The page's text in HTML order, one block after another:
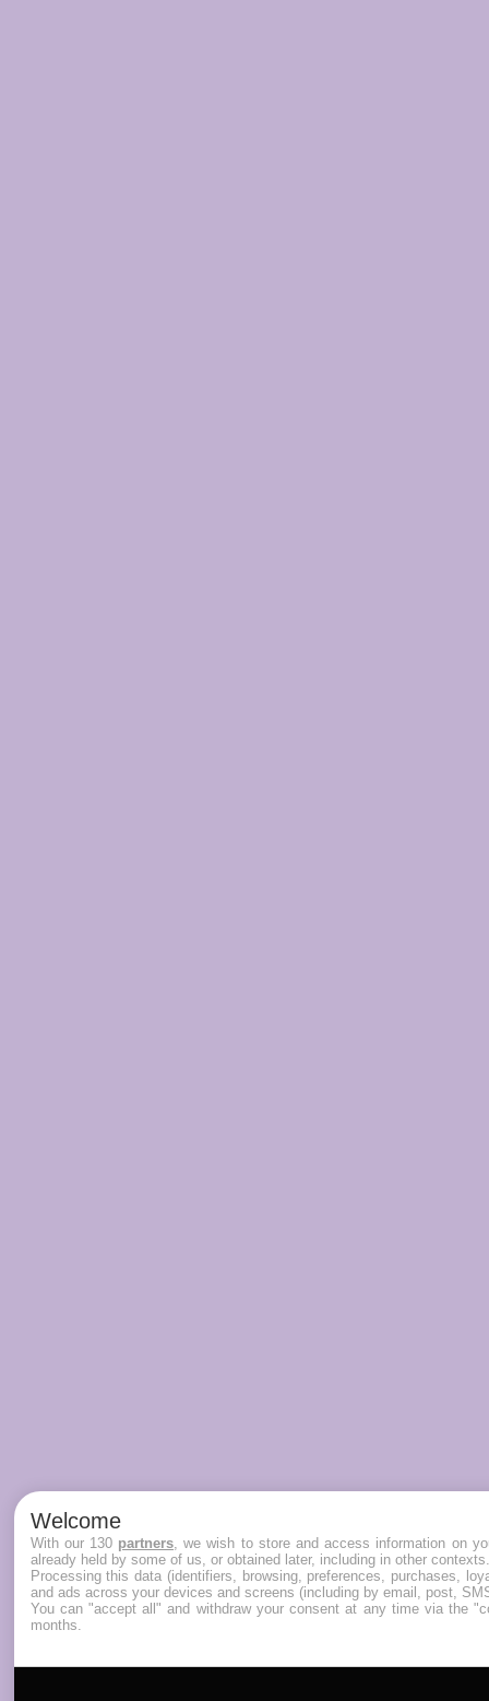
Welcome
With our 130 partners , we wish to store and access information on
already held by some of us, or obtained later, including in other contexts.
Processing this data (identifiers, browsing, preferences, purchases,
and ads across your devices and screens (including by email, post,
You can "accept all" and withdraw your consent at any time via the
months.